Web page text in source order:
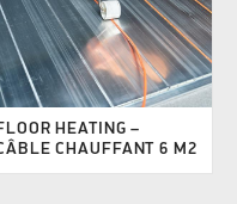
HEATING –
CHAUFFANT 6 M2